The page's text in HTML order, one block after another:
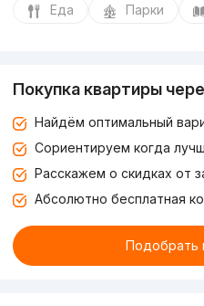
Еда Парки
Покупка квартиры
Найдём оптимальный
Сориентируем когда
Расскажем о скидках от
Абсолютно бесплатная
Подобрать